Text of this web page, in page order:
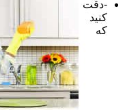
-دقت
کنید
که